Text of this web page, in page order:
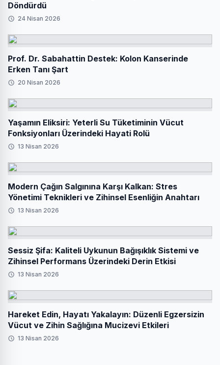
Döndürdü
24 Nisan 2026
Prof. Dr. Sabahattin Destek: Kolon Kanserinde
Erken Tanı Şart
20 Nisan 2026
Yaşamın Eliksiri: Yeterli Su Tüketiminin Vücut
Fonksiyonları Üzerindeki Hayati Rolü
13 Nisan 2026
Modern Çağın Salgınına Karşı Kalkan: Stres
Yönetimi Teknikleri ve Zihinsel Esenliğin Anahtarı
13 Nisan 2026
Sessiz Şifa: Kaliteli Uykunun Bağışıklık Sistemi ve
Zihinsel Performans Üzerindeki Derin Etkisi
13 Nisan 2026
Hareket Edin, Hayatı Yakalayın: Düzenli Egzersizin
Vücut ve Zihin Sağlığına Mucizevi Etkileri
13 Nisan 2026